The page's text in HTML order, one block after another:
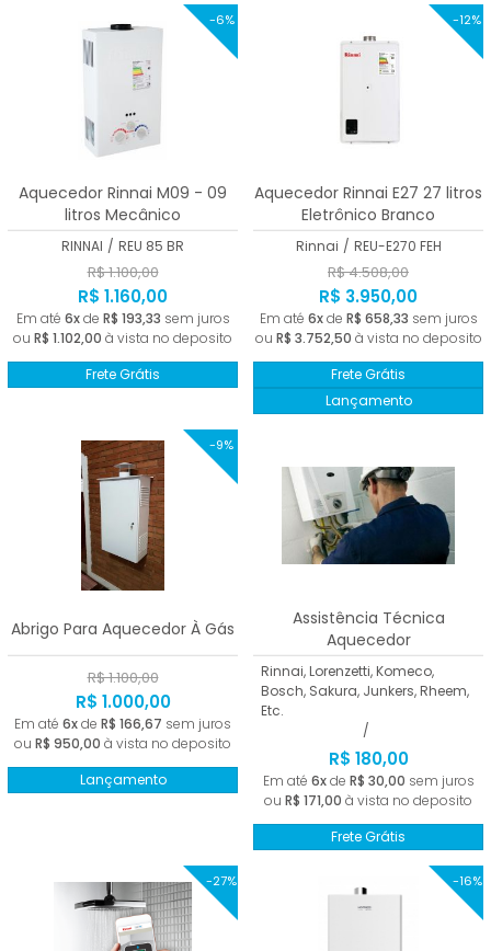
-6%
Aquecedor Rinnai M09 - 09
litros Mecânico
RINNAI / REU 85 BR
R$ 1.100,00
R$ 1.160,00
Em até 6xde R$ 193,33 sem juros
ou R$ 1.102,00 à vista no deposito
Frete Grátis
-12%
Aquecedor Rinnai E27 27 litros
Eletrônico Branco
Rinnai / REU-E270 FEH
R$ 4.508,00
R$ 3.950,00
Em até 6xde R$ 658,33 sem juros
ou R$ 3.752,50 à vista no deposito
Frete Grátis
Lançamento
-9%
Abrigo Para Aquecedor À Gás
R$ 1.100,00
R$ 1.000,00
Em até 6xde R$ 166,67 sem juros
ou R$ 950,00 à vista no deposito
Lançamento
Assistência Técnica
Aquecedor
Rinnai, Lorenzetti, Komeco,
Bosch, Sakura, Junkers, Rheem,
Etc.
/
R$ 180,00
Em até 6xde R$ 30,00 sem juros
ou R$ 171,00 à vista no deposito
Frete Grátis
-27% -16%